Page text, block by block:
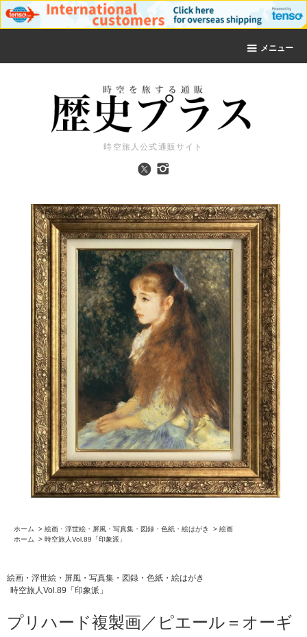
メニュー
時空旅人公式通販サイト
ホーム > 絵画・浮世絵・屏風・写真集・図録・色紙・絵はがき > 絵画
ホーム
> 時空旅人Vol.89「印象派」
絵画・浮世絵・屏風・写真集・図録・色紙・絵はがき
時空旅人Vol.89「印象派」
プリハード複製画／ピエール＝オーギ